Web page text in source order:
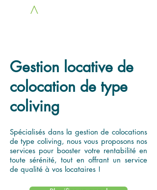
A
Gestion locative de
colocation de type
coliving
Spécialisés dans la gestion de colocations
de type coliving, nous vous proposons nos
services pour booster votre rentabilité en
toute sérénité, tout en offrant un service
de qualité à vos locataires !